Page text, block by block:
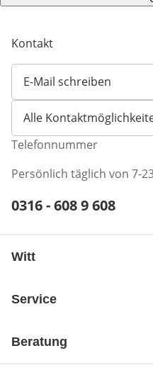
Kontakt
E-Mail schreiben
Öffnet E-Mail-Client
Alle
Telefonnummer
Persönlich täglich von 7-
Telefonnummer:
0316 - 608 9 608
Witt
Service
Beratung